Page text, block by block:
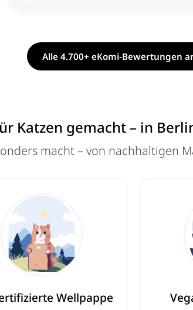
Alle 4.700+ eKomi-Bewertungen
Katzen gemacht – in
macht – von nachhaltigen
Wellpappe